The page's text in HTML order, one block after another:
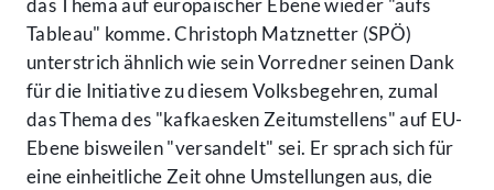
das Thema auf europäischer Ebene wieder "aufs
Tableau" komme. Christoph Matznetter (SPÖ)
unterstrich ähnlich wie sein Vorredner seinen Dank
für die Initiative zu diesem Volksbegehren, zumal
das Thema des "kafkaesken Zeitumstellens" auf EU-
Ebene bisweilen "versandelt" sei. Er sprach sich für
eine einheitliche Zeit ohne Umstellungen aus, die